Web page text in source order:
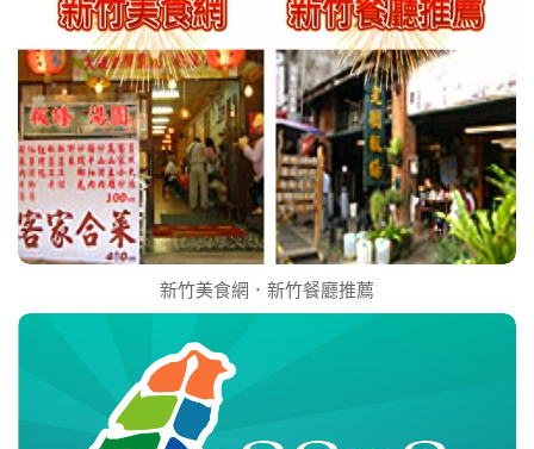
新竹美食網．新竹餐廳推薦